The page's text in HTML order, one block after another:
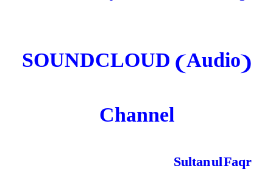
(SOUNDCLOUD (Audio
Channel
Sultan ul Faqr